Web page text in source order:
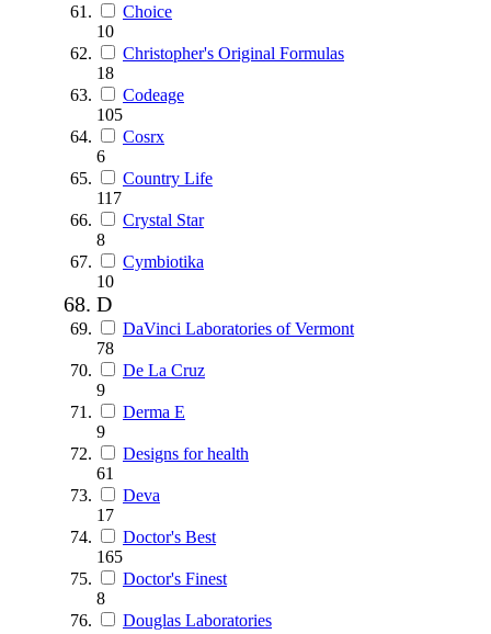
Choice
10
Christopher's Original Formulas
18
Codeage
105
Cosrx
6
Country Life
117
Crystal Star
8
Cymbiotika
10
D
DaVinci Laboratories of Vermont
78
De La Cruz
9
Derma E
9
Designs for health
61
Deva
17
Doctor's Best
165
Doctor's Finest
8
Douglas Laboratories